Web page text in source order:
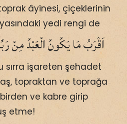
âyinesi, çiçeklerinin
yedi rengi de
اَقْرَبُ مَا يَكُونُ الْعَبْدُ مِنْ
sırra işareten şehadet
topraktan ve toprağa
ve kabre girip
etme!